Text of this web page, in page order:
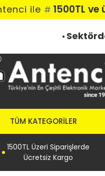
ile # 1500TL ve
TÜM KATEGORILER
1500TL Üzeri Siparişlerde
Ücretsiz Kargo